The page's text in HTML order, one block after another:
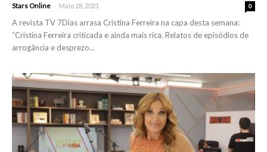
Stars Online - Maio 28, 2021 0
A revista TV 7Dias arrasa Cristina Ferreira na capa desta semana:
“Cristina Ferreira criticada e ainda mais rica. Relatos de episódios de
arrogância e desprezo...